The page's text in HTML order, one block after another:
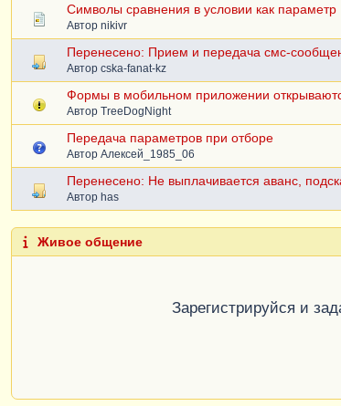
Символы сравнения в условии как параметр
Автор nikivr
Перенесено: Прием и передача смс-
Автор cska-fanat-kz
Формы в мобильном приложении
Автор TreeDogNight
Передача параметров при отборе
Автор Алексей_1985_06
Перенесено: Не выплачивается аванс,
Автор has
Живое общение
Зарегистрируйся и